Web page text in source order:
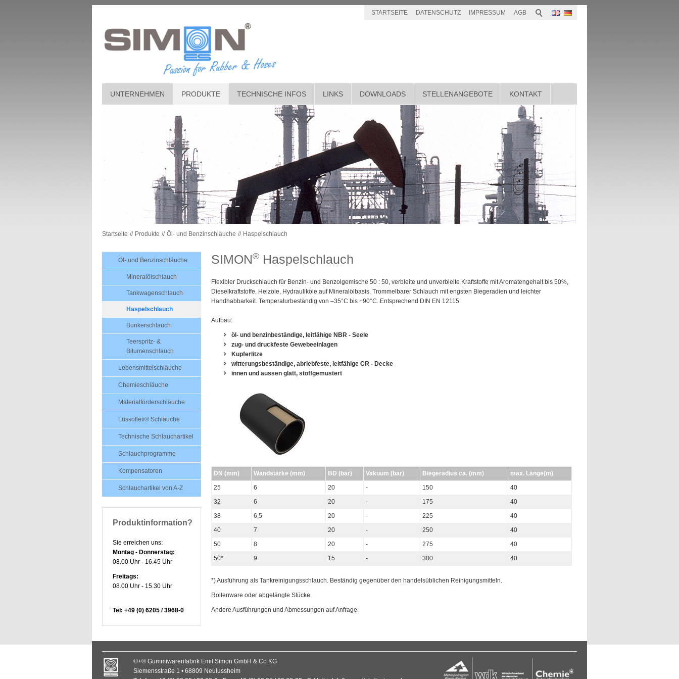
STARTSEITE DATENSCHUTZ IMPRESSUM AGB
UNTERNEHMEN PRODUKTE TECHNISCHE INFOS LINKS DOWNLOADS STELLENANGEBOTE KONTAKT
Startseite Produkte Öl- und Benzinschläuche Haspelschlauch
Öl- und Benzinschläuche
Mineralölschlauch
Tankwagenschlauch
Haspelschlauch
Bunkerschlauch
Teerspritz- &
Bitumenschlauch
Lebensmittelschläuche
Chemieschläuche
Materialförderschläuche
Lussoflex® Schläuche
Technische Schlauchartikel
Schlauchprogramme
Kompensatoren
Schlauchartikel von A-Z
Produktinformation?
Sie erreichen uns:
Montag - Donnerstag:
08.00 Uhr - 16.45 Uhr
Freitags:
08.00 Uhr - 15.30 Uhr
Tel: +49 (0) 6205 / 3968-0
SIMON® Haspelschlauch
Flexibler Druckschlauch für Benzin- und Benzolgemische 50 : 50, verbleite und unverbleite Kraftstoffe mit Aromatengehalt bis 50%,
Dieselkraftstoffe, Heizöle, Hydrauliköle auf Mineralölbasis. Trommelbarer Schlauch mit engsten Biegeradien und leichter
Handhabbarkeit. Temperaturbeständig von –35°C bis +90°C. Entsprechend DIN EN 12115.
Aufbau:
öl- und benzinbeständige, leitfähige NBR - Seele
zug- und druckfeste Gewebeeinlagen
Kupferlitze
witterungsbeständige, abriebfeste, leitfähige CR - Decke
innen und aussen glatt, stoffgemustert
DN (mm) Wandstärke (mm) BD (bar) Vakuum (bar) Biegeradius ca. (mm)
max. Länge(m)
25
6 20 - 150
40
32
6 20 - 175
40
38
6,5 20 - 225
40
40
7 20 - 250
40
50
8 20 - 275
40
50*
9 15 - 300 40
*) Ausführung als Tankreinigungsschlauch. Beständig gegenüber den handelsüblichen Reinigungsmitteln.
Rollenware oder abgelängte Stücke.
Andere Ausführungen und Abmessungen auf Anfrage.
©+® Gummiwarenfabrik Emil Simon GmbH & Co KG
Siemensstraße 1 • 68809 Neulussheim